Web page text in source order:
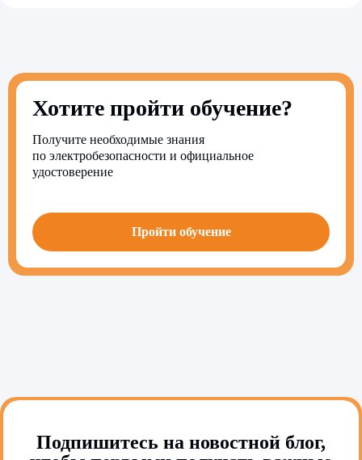
Хотите пройти обучение?
Получите необходимые знания
по электробезопасности и официальное
удостоверение
Пройти обучение
Подпишитесь на новостной блог,